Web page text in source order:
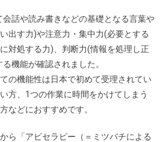
話や読み書きなどの基礎となる言葉や
出す力)や注意力・集中力(必要とする
対処する力)、判断力(情報を処理し正
機能が確認されました。
の機能性は日本で初めて受理されてい
方、1つの作業に時間をかけてしまう
などにおすすめです。
ら「アピセラピー（＝ミツバチによる